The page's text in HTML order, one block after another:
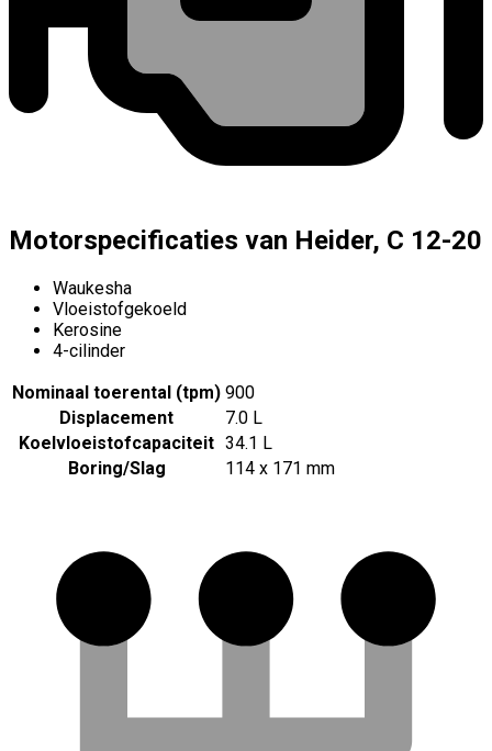
Motorspecificaties van Heider, C 12-20
Waukesha
Vloeistofgekoeld
Kerosine
4-cilinder
Nominaal toerental (tpm) 900
Displacement
7.0 L
Koelvloeistofcapaciteit 34.1 L
Boring/Slag
114 x 171 mm